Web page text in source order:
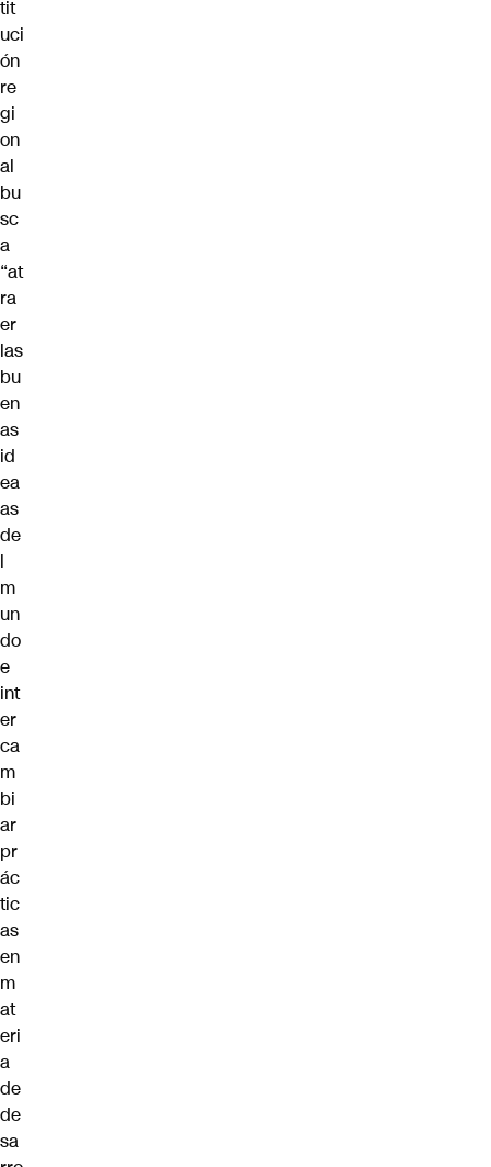
tit
uci
ón
re
gi
on
al
bu
sc
a
“at
ra
er
las
bu
en
as
id
ea
as
de
l
m
un
do
e
int
er
ca
m
bi
ar
pr
ác
tic
as
en
m
at
eri
a
de
de
sa